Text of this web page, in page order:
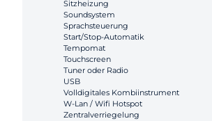
Sitzheizung
Soundsystem
Sprachsteuerung
Start/Stop-Automatik
Tempomat
Touchscreen
Tuner oder Radio
USB
Volldigitales Kombiinstrument
W-Lan / Wifi Hotspot
Zentralverriegelung